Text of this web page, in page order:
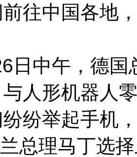
往中国各地
日中午，德国
人形机器人
纷举起手机
总理马丁选